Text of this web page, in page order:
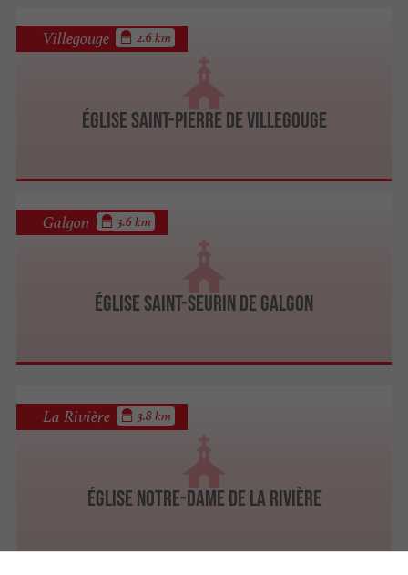
Église Saint-Pierre de Villegouge
Villegouge 2.6 km
Église Saint-Seurin de Galgon
Galgon 3.6 km
Église Notre-Dame de La Rivière
La Rivière 3.8 km